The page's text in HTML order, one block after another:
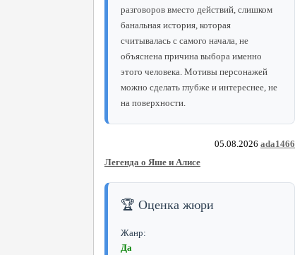
разговоров вместо действий, слишком
банальная история, которая
считывалась с самого начала, не
объяснена причина выбора именно
этого человека. Мотивы персонажей
можно сделать глубже и интереснее, не
на поверхности.
05.08.2026 ada1466
Легенда о Яше и Алисе
🏆 Оценка жюри
Жанр:
Да